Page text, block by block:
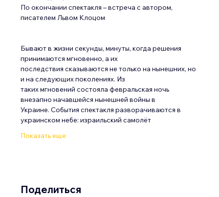
По окончании спектакля – встреча с автором,
писателем Львом Клоцом
Бывают в жизни секунды, минуты, когда решения
принимаются мгновенно, а их
последствия сказываются не только на нынешних, но
и на следующих поколениях. Из
таких мгновений состояла февральская ночь
внезапно начавшейся нынешней войны в
Украине. События спектакля разворачиваются в
украинском небе: израильский самолёт
Показать еще
Поделиться